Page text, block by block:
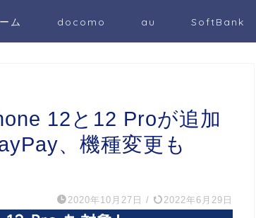
ム docomo au SoftBank
12と12 Proが追加
、機種変更も
2020年10月27日 / 2022年6月29日